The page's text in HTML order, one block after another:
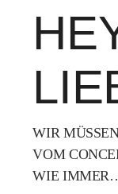
WIR
VOM
WIE